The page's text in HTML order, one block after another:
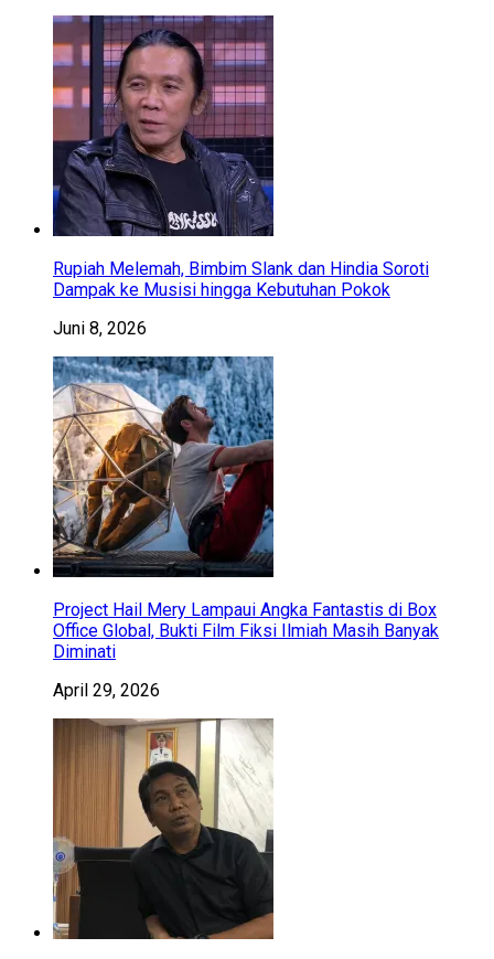
Rupiah Melemah, Bimbim Slank dan Hindia Soroti
Dampak ke Musisi hingga Kebutuhan Pokok
Juni 8, 2026
Project Hail Mery Lampaui Angka Fantastis di Box
Office Global, Bukti Film Fiksi Ilmiah Masih Banyak
Diminati
April 29, 2026